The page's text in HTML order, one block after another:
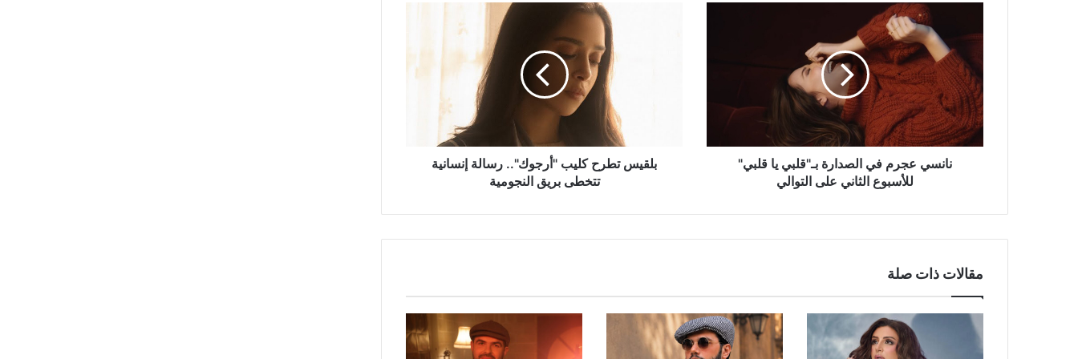
الصدارة
بـ"قلبي
يا
قلبي"
للأسبوع
الثاني
نانسي عجرم في الصدارة بـ"قلبي يا قلبي"
للأسبوع الثاني على التوالي
بلقيس تطرح كليب "أرجوك".. رسالة إنسانية
تتخطى بريق النجومية
مقالات ذات صلة